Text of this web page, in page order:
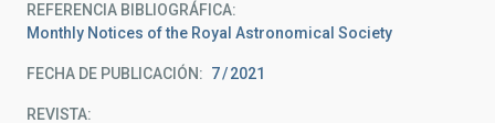
REFERENCIA BIBLIOGRÁFICA
Monthly Notices of the Royal Astronomical Society
FECHA DE PUBLICACIÓN: 7 2021
REVISTA